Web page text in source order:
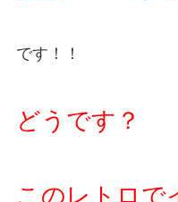
です！！
どうです？
このレトロで